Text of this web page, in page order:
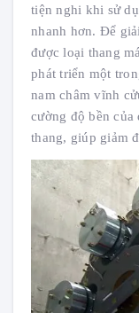
tiện nghi khi sử
nhanh hơn. Để
được loại thang
phát triển một
nam châm vĩnh
cường độ bền của
thang, giúp giảm